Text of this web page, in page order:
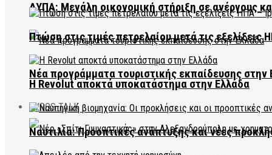
ΔΥΠΑ: Μεγάλη οικονομική στήριξη σε ανέργους
Νέα προγράμματα τουριστικής εκπαίδευσης στην
EVROS TALK
Πτώση στις τιμές πετρελαίου μετά τις εξελίξεις
Η Revolut αποκτά υποκατάστημα στην Ελλάδα
Ναυτιλία: Προοπτικές ανάπτυξης και νέες